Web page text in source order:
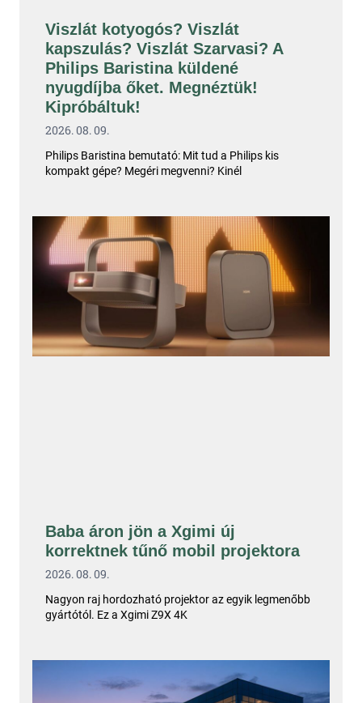
Viszlát kotyogós? Viszlát
kapszulás? Viszlát Szarvasi? A
Philips Baristina küldené
nyugdíjba őket. Megnéztük!
Kipróbáltuk!
2026. 08. 09.
Philips Baristina bemutató: Mit tud a Philips kis
kompakt gépe? Megéri megvenni? Kinél
Baba áron jön a Xgimi új
korrektnek tűnő mobil projektora
2026. 08. 09.
Nagyon raj hordozható projektor az egyik legmenőbb
gyártótól. Ez a Xgimi Z9X 4K